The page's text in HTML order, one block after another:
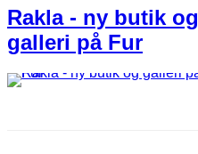
Rakla - ny butik og
galleri på Fur